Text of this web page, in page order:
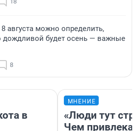
августа можно определить,
дождливой будет осень — важные
8
в
МНЕНИЕ
«Люди тут
Чем